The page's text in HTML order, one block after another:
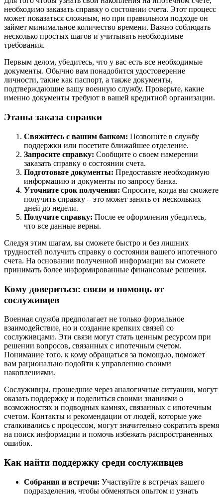
необходимо заказать справку о состоянии счета. Этот процесс
может показаться сложным, но при правильном подходе он
займет минимальное количество времени. Важно соблюдать
несколько простых шагов и учитывать необходимые
требования.
Первым делом, убедитесь, что у вас есть все необходимые
документы. Обычно вам понадобится удостоверение
личности, такие как паспорт, а также документы,
подтверждающие вашу военную службу. Проверьте, какие
именно документы требуют в вашей кредитной организации.
Этапы заказа справки
Свяжитесь с вашим банком: Позвоните в службу
поддержки или посетите ближайшее отделение.
Запросите справку: Сообщите о своем намерении
заказать справку о состоянии счета.
Подготовьте документы: Предоставьте необходимую
информацию и документы по запросу банка.
Уточните срок получения: Спросите, когда вы сможете
получить справку – это может занять от нескольких
дней до недели.
Получите справку: После ее оформления убедитесь,
что все данные верны.
Следуя этим шагам, вы сможете быстро и без лишних
трудностей получить справку о состоянии вашего ипотечного
счета. На основании полученной информации вы сможете
принимать более информированные финансовые решения.
Кому довериться: связи и помощь от
сослуживцев
Военная служба предполагает не только формальное
взаимодействие, но и создание крепких связей со
сослуживцами. Эти связи могут стать ценным ресурсом при
решении вопросов, связанных с ипотечным счетом.
Понимание того, к кому обращаться за помощью, поможет
вам рационально подойти к управлению своими
накоплениями.
Сослуживцы, прошедшие через аналогичные ситуации, могут
оказать поддержку и поделиться своими знаниями о
возможностях и подводных камнях, связанных с ипотечным
счетом. Контакты и рекомендации от людей, которые уже
сталкивались с процессом, могут значительно сократить время
на поиск информации и помочь избежать распространенных
ошибок.
Как найти поддержку среди сослуживцев
Собрания и встречи: Участвуйте в встречах вашего
подразделения, чтобы обменяться опытом и узнать